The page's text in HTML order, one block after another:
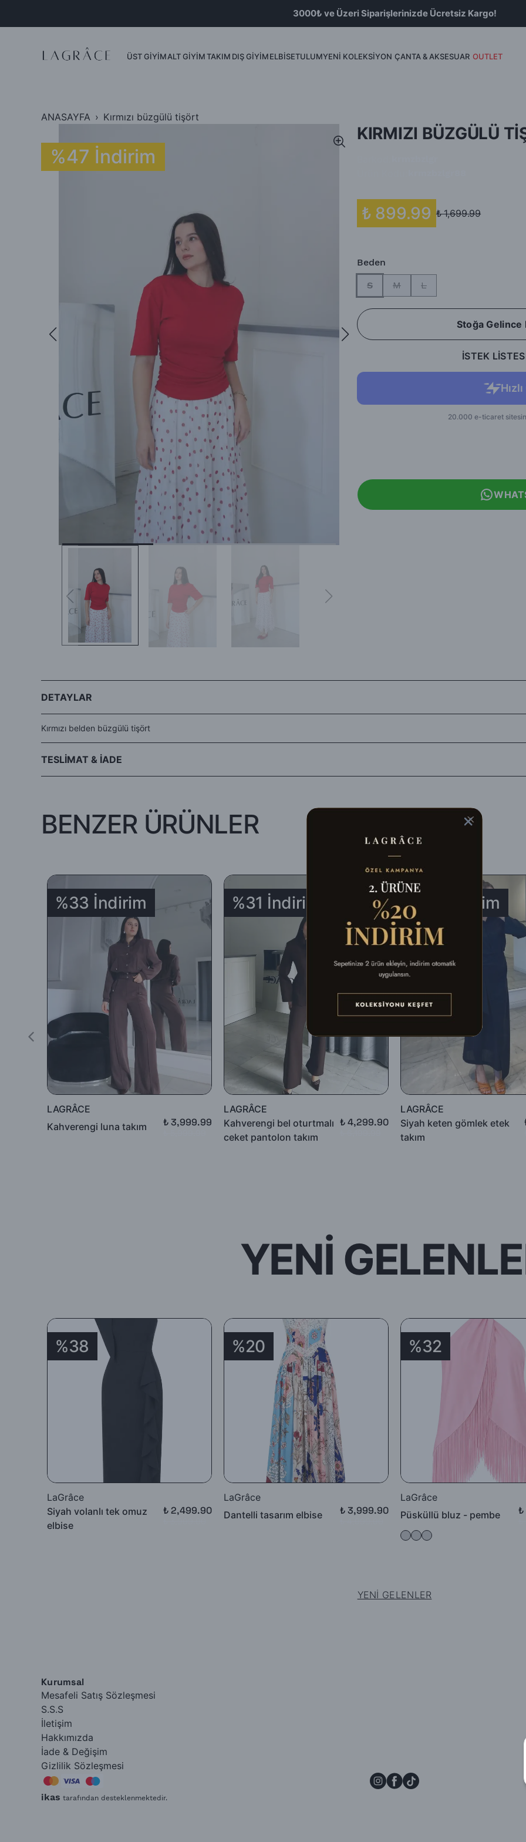
3000₺ ve Üzeri Siparişlerinizde Ücretsiz Kargo!
ÜST GİYİMALT GİYİMTAKIM DIŞ GİYİM
Ceket Yelek ELBİSETULUMYENİ KOLEKSİYON ÇANTA & AKSESUAR OUTLET
ANASAYFA Kırmızı büzgülü tişört
%47 İndirim
KIRMIZI BÜZGÜLÜ
₺ 899.99 ₺ 1,699.99
Beden
S M L
Stoğa Gelince
İSTEK
DETAYLAR
Kırmızı belden büzgülü tişört
TESLİMAT & İADE
-İade edilecek ürünün orijinal ambalajında, tüm aksesuar ve ambalaj malzemeleri ile birlikte eksiksiz olarak, fiziksel açıdan hasar
-İade ya da değişim yapılmasını istediğiniz ürünü DHLKargoaracılığıyla faturasıyla birlikte aşağıdaki adrese gönderebilirsiniz. Farklı
İadenizi' 969351153 ‘kodunu çalışanlarına ileterek gerçekleştirebilirsiniz.
-Sipariş edilen ürünlerin tümü mazeretsiz şekilde ( yanlış ürün, defo vb.) iade ediliyorsa, İade bedelinden kargo ücretleri düşülerek
-İade için göndermiş olduğunuz ürün / ürünler 5 günü geçmiş, kullanılmış, satılabilirlik özelliğini kaybetmiş, Faturası (varsa)
edilmeyecek, tarafınıza (mesajla bildirilip) karşı ödemeli olarak tekrar gönderilecektir.
İade ürün/ürünlerin depomuza ulaşması ve iade şartlarına uygunluğunun kontrolünden sonra, 7 ile 10 iş günü arasında ürün
yapılacaktır.
Satın aldığınız ürünler için Hediye Çeki, Değişim ya da ücret iadesi talep edebilirsiniz.
BENZER ÜRÜNLER
%33 İndirim
LAGRÂCE
Kahverengi luna takım
₺ 3,999.99
%31 İndirim
LAGRÂCE
Kahverengi bel oturtmalı
ceket pantolon takım
₺ 4,299.90
%49 İndirim
LAGRÂCE
Siyah keten gömlek etek
takım
YENİ
%38
LaGrâce
Siyah volanlı tek omuz
elbise
₺ 2,499.90
%20
LaGrâce
Dantelli tasarım elbise
₺ 3,999.90
%32
LaGrâce
Püsküllü bluz - pembe
₺
YENİ GELENLER
Kurumsal
Mesafeli Satış Sözleşmesi
S.S.S
İletişim
Hakkımızda
İade & Değişim
Gizlilik Sözleşmesi
ikas tarafından desteklenmektedir.